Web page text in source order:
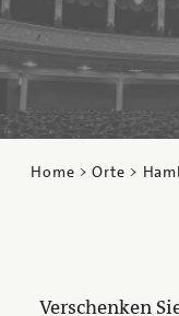
Home >Orte >
Verschenken